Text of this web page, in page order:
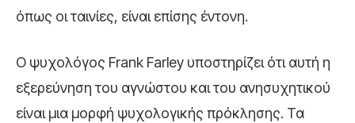
όπως οι ταινίες, είναι επίσης έντονη.
Ο ψυχολόγος Frank Farley υποστηρίζει ότι αυτή η
εξερεύνηση του αγνώστου και του ανησυχητικού
είναι μια μορφή ψυχολογικής πρόκλησης. Τα